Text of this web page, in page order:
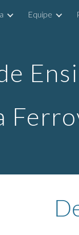
Equipe